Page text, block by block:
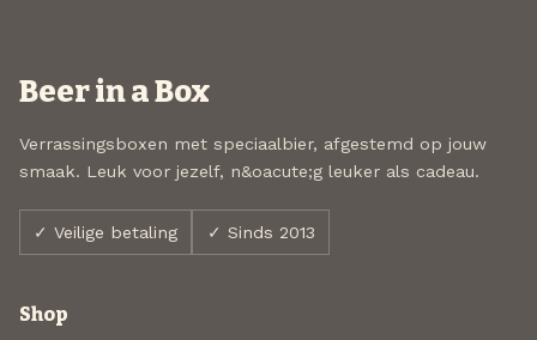
Beer in a Box
Verrassingsboxen met speciaalbier, afgestemd op jouw
smaak. Leuk voor jezelf, n&oacute;g leuker als cadeau.
✓ Veilige betaling ✓ Sinds 2013
Shop